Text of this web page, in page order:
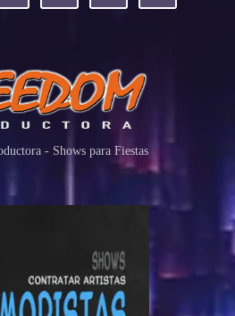
- Shows para Fiestas